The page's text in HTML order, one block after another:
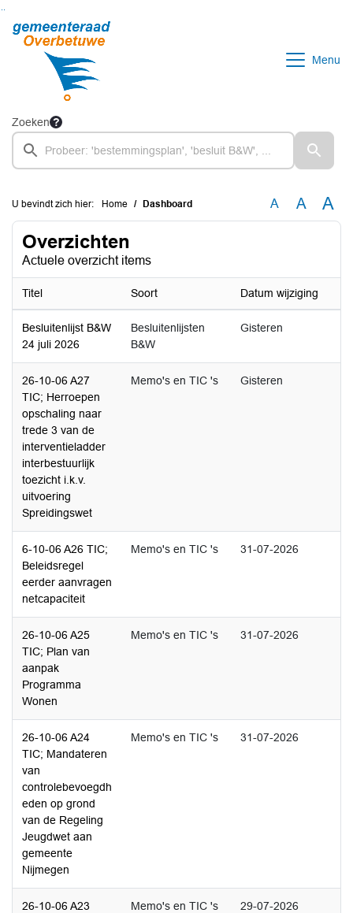
Menu
Zoeken
U bevindt zich hier: Home Dashboard A A A
Overzichten
Actuele overzicht items
Titel Soort Datum wijziging
Besluitenlijst B&W
24 juli 2026
Besluitenlijsten
B&W
Gisteren
26-10-06 A27
TIC; Herroepen
opschaling naar
trede 3 van de
interventieladder
interbestuurlijk
toezicht i.k.v.
uitvoering
Spreidingswet
Memo's en TIC 's Gisteren
6-10-06 A26 TIC;
Beleidsregel
eerder aanvragen
netcapaciteit
Memo's en TIC 's 31-07-2026
26-10-06 A25
TIC; Plan van
aanpak
Programma
Wonen
Memo's en TIC 's 31-07-2026
26-10-06 A24
TIC; Mandateren
van
controlebevoegdh
eden op grond
van de Regeling
Jeugdwet aan
gemeente
Nijmegen
Memo's en TIC 's 31-07-2026
26-10-06 A23
Memo's en TIC 's 29-07-2026